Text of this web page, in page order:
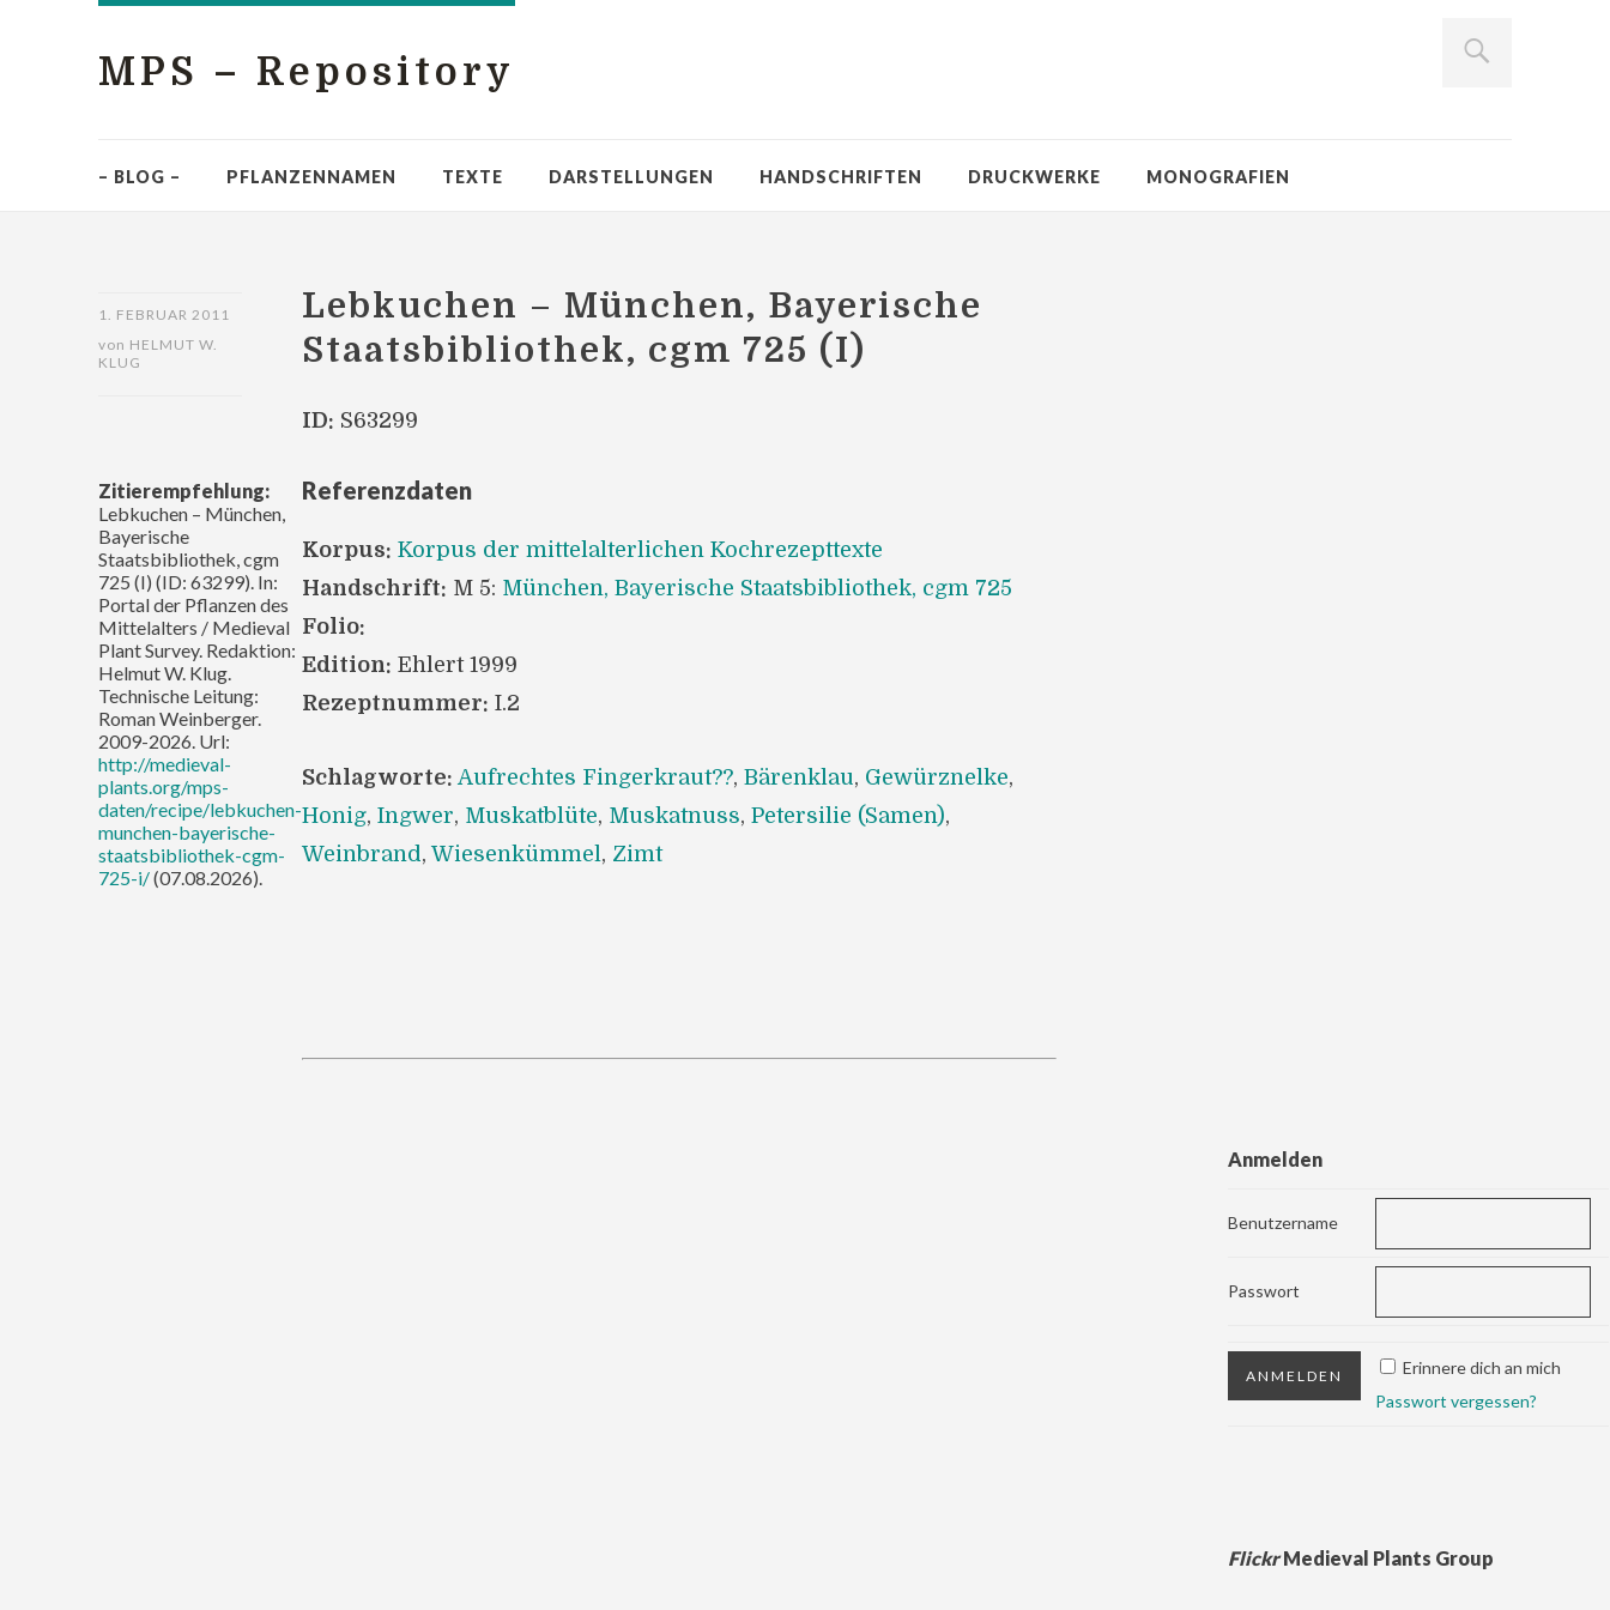
MPS – Repository
– BLOG – PFLANZENNAMEN TEXTE DARSTELLUNGEN HANDSCHRIFTEN DRUCKWERKE MONOGRAFIEN
1. FEBRUAR 2011
von HELMUT W.
KLUG
Lebkuchen – München, Bayerische
Staatsbibliothek, cgm 725 (I)
ID: S63299
Referenzdaten
Korpus: Korpus der mittelalterlichen Kochrezepttexte
Handschrift: M 5: München, Bayerische Staatsbibliothek, cgm 725
Folio:
Edition: Ehlert 1999
Rezeptnummer: I.2
Schlagworte: Aufrechtes Fingerkraut??,Bärenklau, Gewürznelke,
Honig,Ingwer, Muskatblüte, Muskatnuss,Petersilie (Samen),
Weinbrand,Wiesenkümmel, Zimt
Zitierempfehlung:
Lebkuchen – München,
Bayerische
Staatsbibliothek, cgm
725 (I) (ID: 63299). In:
Portal der Pflanzen des
Mittelalters / Medieval
Plant Survey. Redaktion:
Helmut W. Klug.
Technische Leitung:
Roman Weinberger.
2009-2026. Url:
http://medieval-
plants.org/mps-
daten/recipe/lebkuchen-
munchen-bayerische-
staatsbibliothek-cgm-
725-i/(07.08.2026).
Anmelden
Benutzername
Passwort
Erinnere dich an mich
Passwort vergessen?
FlickrMedieval Plants Group